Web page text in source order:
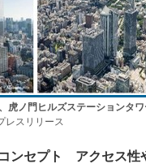
虎ノ門ヒルズステーションタ
レスリリース
ンセプト アクセス性